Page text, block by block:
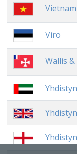
Vietnam
Viro
Wallis